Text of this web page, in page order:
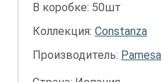
В коробке: 50шт
Коллекция: Constanza
Производитель: Pamesa